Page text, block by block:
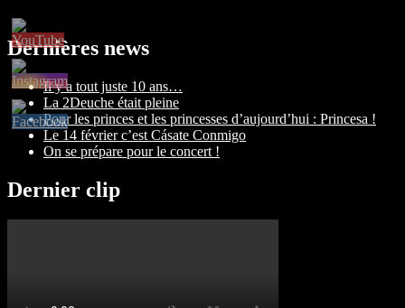
Dernières news
Il y a tout juste 10 ans…
La 2Deuche était pleine
Pour les princes et les princesses d’aujourd’hui : Princesa !
Le 14 février c’est Cásate Conmigo
On se prépare pour le concert !
Dernier clip